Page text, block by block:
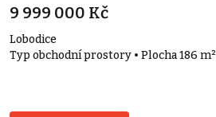
9 999 000 Kč
Lobodice
Typ obchodní prostory • Plocha 186 m²